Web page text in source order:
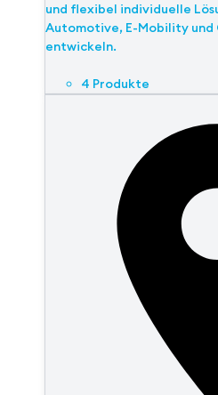
und flexibel individuelle
Automotive, E-Mobility und
entwickeln.
4 Produkte